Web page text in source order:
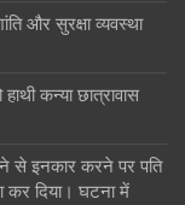
और सुरक्षा व्यवस्था
कन्या छात्रावास
से इनकार करने पर पति
कर दिया। घटना में